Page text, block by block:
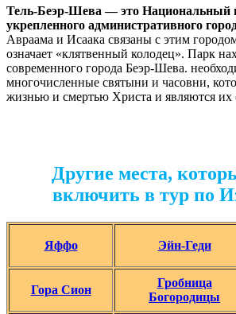
Тель-Беэр-Шева — это Национальный
укрепленного административного
Авраама и Исаака связаны с этим
означает «клятвенный колодец». Парк
современного города Беэр-Шева.
многочисленные святыни и часовни,
жизнью и смертью Христа и являются их
Другие места,
включить в тур по
Яффо Эйн-Геди
Гора Сион
Гробница
Богородицы